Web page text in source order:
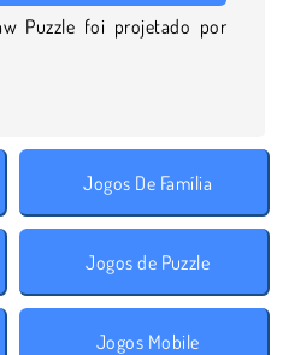
Puzzle foi projetado por
Jogos De Família
Jogos de Puzzle
Jogos Mobile